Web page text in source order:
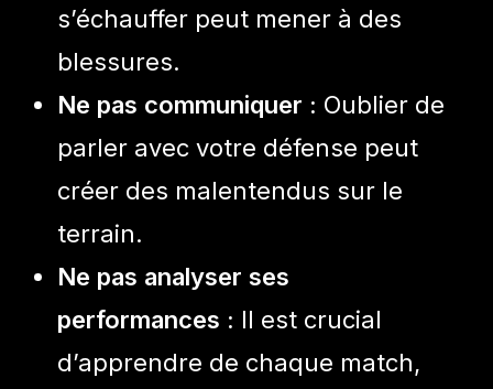
s’échauffer peut mener à des
blessures.
Ne pas communiquer : Oublier de
parler avec votre défense peut
créer des malentendus sur le
terrain.
Ne pas analyser ses
performances : Il est crucial
d’apprendre de chaque match,